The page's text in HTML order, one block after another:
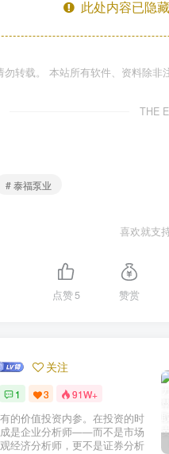
此处内容已隐
转载。 本站所有软件、资料除
THE
# 泰福泵业
喜欢就支
点赞5 赞赏
关注
1 3 91W+
的价值投资内参。在投资的时
是企业分析师——而不是市场
经济分析师，更不是证券分析